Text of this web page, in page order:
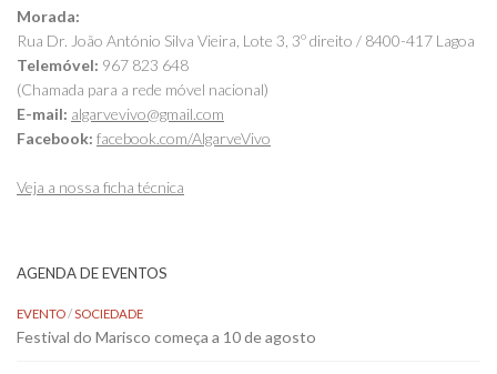
Morada:
Rua Dr. João António Silva Vieira, Lote 3, 3º direito / 8400-417 Lagoa
Telemóvel: 967 823 648
(Chamada para a rede móvel nacional)
E-mail: algarvevivo@gmail.com
Facebook: facebook.com/AlgarveVivo
Veja a nossa ficha técnica
AGENDA DE EVENTOS
EVENTO / SOCIEDADE
Festival do Marisco começa a 10 de agosto